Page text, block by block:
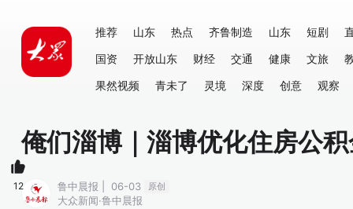
推荐 山东 热点 齐鲁制造 山东 短剧
国资
开放山东 财经 交通 健康 文旅
果然视频
青未了 灵境 深度 创意 观察
俺们淄博｜淄博优化住房公
鲁中晨报 | 06-03 原创
大众新闻·鲁中晨报
12